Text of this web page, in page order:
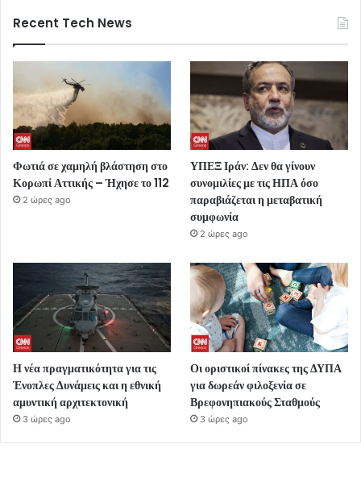
Recent Tech News
Φωτιά σε χαμηλή βλάστηση στο
Κορωπί Αττικής – Ήχησε το 112
2 ώρες ago
ΥΠΕΞ Ιράν: Δεν θα γίνουν
συνομιλίες με τις ΗΠΑ όσο
παραβιάζεται η μεταβατική
συμφωνία
2 ώρες ago
Η νέα πραγματικότητα για τις
Ένοπλες Δυνάμεις και η εθνική
αμυντική αρχιτεκτονική
3 ώρες ago
Οι οριστικοί πίνακες της ΔΥΠΑ
για δωρεάν φιλοξενία σε
Βρεφονηπιακούς Σταθμούς
3 ώρες ago